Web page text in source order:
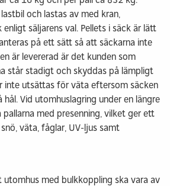
och lastas av med kran,
säljarens val. Pellets i säck är lätt
på ett sätt så att säckarna inte
är levererad är det kunden som
står stadigt och skyddas på lämpligt
inte utsättas för väta eftersom säcken
Vid utomhuslagring under en längre
med presenning, vilket ger ett
väta, fåglar, UV-ljus samt
utomhus med bulkkoppling ska vara av